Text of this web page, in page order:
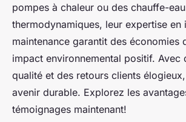
pompes à chaleur ou des chauffe-eau
thermodynamiques, leur expertise en
maintenance garantit des économies
impact environnemental positif. Avec
qualité et des retours clients
avenir durable. Explorez les
témoignages maintenant!